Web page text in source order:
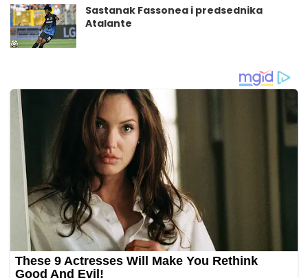
Sastanak Fassonea i predsednika
Atalante